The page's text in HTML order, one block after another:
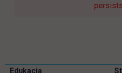
persists.
Pomiń
Edukacja